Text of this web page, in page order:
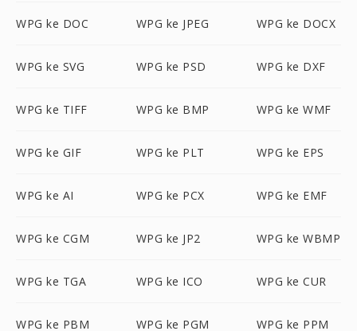
WPG ke DOC WPG ke JPEG WPG ke DOCX
WPG ke SVG WPG ke PSD WPG ke DXF
WPG ke TIFF WPG ke BMP WPG ke WMF
WPG ke GIF WPG ke PLT WPG ke EPS
WPG ke AI WPG ke PCX WPG ke EMF
WPG ke CGM WPG ke JP2 WPG ke WBMP
WPG ke TGA WPG ke ICO WPG ke CUR
WPG ke PBM WPG ke PGM WPG ke PPM